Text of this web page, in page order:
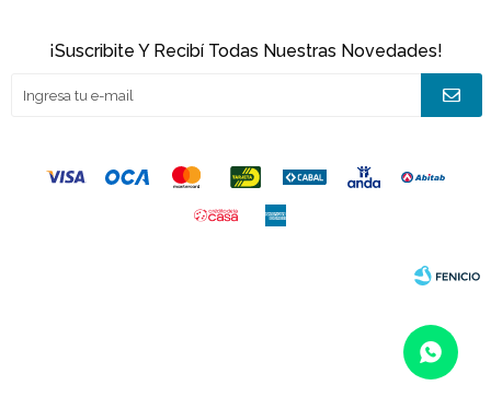
¡Suscribite Y Recibí Todas Nuestras Novedades!